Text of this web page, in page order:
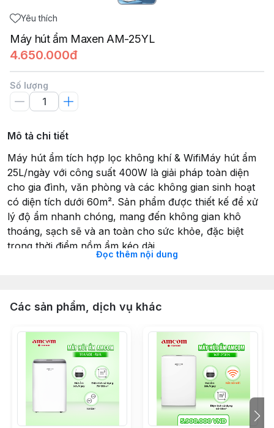
Yêu thích
Máy hút ẩm Maxen AM-25YL
4.650.000đ
Số lượng
Mô tả chi tiết
Máy hút ẩm tích hợp lọc không khí & WifiMáy hút ẩm
25L/ngày với công suất 400W là giải pháp toàn diện
cho gia đình, văn phòng và các không gian sinh hoạt
có diện tích dưới 60m². Sản phẩm được thiết kế để xử
lý độ ẩm nhanh chóng, mang đến không gian khô
thoáng, sạch sẽ và an toàn cho sức khỏe, đặc biệt
trong thời điểm nồm ẩm kéo dài.
1. Hiệu suất hút ẩm mạnh mẽ 25L/ngàyỞ điều kiện tiêu
kho nhỏ, phòng làm việc.Với công suất 400W, máy vận
Hút ẩm thường
Hút ẩm ECO giúp tối ưu điện năng
2. Bộ lọc không khí – Không gian sạch hơn, an toàn
hơnKhông chỉ hút ẩm, thiết bị còn tích hợp tính năng
lọc không khí, hỗ trợ loại bỏ bụi bẩn và mùi hôi nhẹ,
giúp môi trường sống trong lành hơn – đặc biệt phù
hợp gia đình có trẻ nhỏ, người lớn tuổi hoặc người
Đọc thêm nội dung
Các sản phẩm, dịch vụ khác